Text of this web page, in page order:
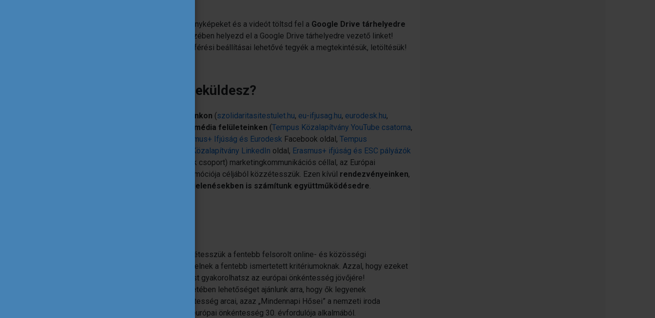
A szöveges összefoglalót, a fényképeket és a videót töltsd fel a Google Drive tárhelyedre
erre kijelölt részében helyezd el a Google Drive tárhelyedre vezető linket!
Kérünk ügyelj rá, hogy az anyagok hozzáférési beállításai lehetővé tegyék a megtekintésük, letöltésük!
Mire használjuk, amit beküldesz?
online csatornáinkon (szolidaritasitestulet.hu, eu-ifjusag.hu, eurodesk.hu,
közösségi média felületeinken (Tempus Közalapítvány YouTube csatorna,
Erasmus+ Ifjúság és Eurodesk Facebook oldal, Tempus
Tempus Közalapítvány LinkedIn oldal, Erasmus+ ifjúság és ESC pályázók
Facebook csoport) marketingkommunikációs céllal, az Európai
Szolidaritási Testület (ESC) program promóciója céljából közzétesszük. Ezen kívül rendezvényeinken,
sajtómegjelenésekben is számítunk együttműködésedre.
A beérkezett tartalmak közül közzétesszük a fentebb felsorolt online- és közösségi
csatornáinkon azokat, amik megfelelnek a fentebb ismertetett kritériumoknak. Azzal, hogy ezeket
megosztod velünk, te is nagy hatást gyakorolhatsz az európai önkéntesség jövőjére!
Néhány kiválasztott jelentkező esetében lehetőséget ajánlunk arra, hogy ők legyenek
Magyarországon az európai önkéntesség arcai, azaz „Mindennapi Hősei” a nemzeti iroda
kommunikációs kampányában, az európai önkéntesség 30. évfordulója alkalmából.